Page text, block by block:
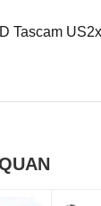
công suất
Giao diện
và phân phối
Tascam